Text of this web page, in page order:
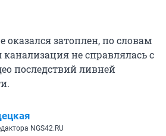
оказался затоплен, по словам
не справлялась с
последствий ливней
NGS42.RU